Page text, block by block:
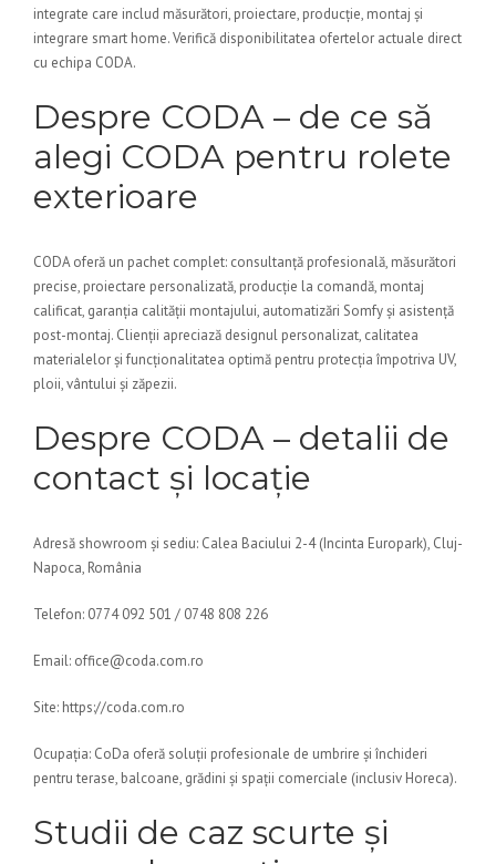
integrate care includ măsurători, proiectare, producție, montaj și
integrare smart home. Verifică disponibilitatea ofertelor actuale direct
cu echipa CODA.
Despre CODA – de ce să
alegi CODA pentru rolete
exterioare
CODA oferă un pachet complet: consultanță profesională, măsurători
precise, proiectare personalizată, producție la comandă, montaj
calificat, garanția calității montajului, automatizări Somfy și asistență
post-montaj. Clienții apreciază designul personalizat, calitatea
materialelor și funcționalitatea optimă pentru protecția împotriva UV,
ploii, vântului și zăpezii.
Despre CODA – detalii de
contact și locație
Adresă showroom și sediu: Calea Baciului 2-4 (Incinta Europark), Cluj-
Napoca, România
Telefon: 0774 092 501 / 0748 808 226
Email: office@coda.com.ro
Site: https://coda.com.ro
Ocupația: CoDa oferă soluții profesionale de umbrire și închideri
pentru terase, balcoane, grădini și spații comerciale (inclusiv Horeca).
Studii de caz scurte și